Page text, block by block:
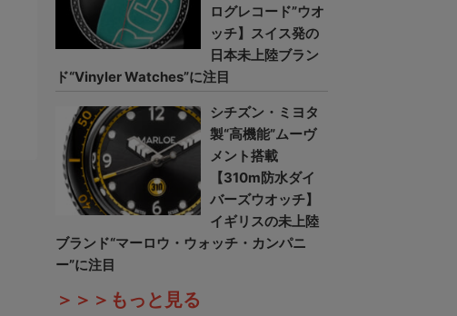
ログレコード”ウオ
ッチ】スイス発の
日本未上陸ブラン
ド“Vinyler Watches”に注目
シチズン・ミヨタ
製“高機能”ムーヴ
メント搭載
【310m防水ダイ
バーズウオッチ】
イギリスの未上陸
ブランド“マーロウ・ウォッチ・カンパニ
ー”に注目
＞＞＞もっと見る